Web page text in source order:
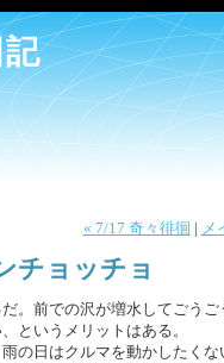
« 7/17 奇々徘徊 | メ
チョッチョ
。前での沢が増水してごう
というメリットはある。
の日はクルマを動かしたく